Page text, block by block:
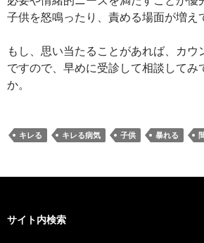
子供を怒鳴ったり、責める場面が増え
もし、思い当たることがあれば、カウ
ですので、早めに受診して相談してみ
か。
キレる キレる病気 子供 暴れる
サイト内検索